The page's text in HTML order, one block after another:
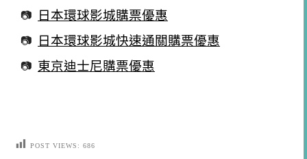
日本環球影城購票優惠
日本環球影城快速通關購票優惠
東京迪士尼購票優惠
POST VIEWS: 686